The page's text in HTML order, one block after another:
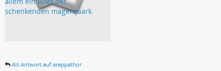
Als Antwort auf arappathor